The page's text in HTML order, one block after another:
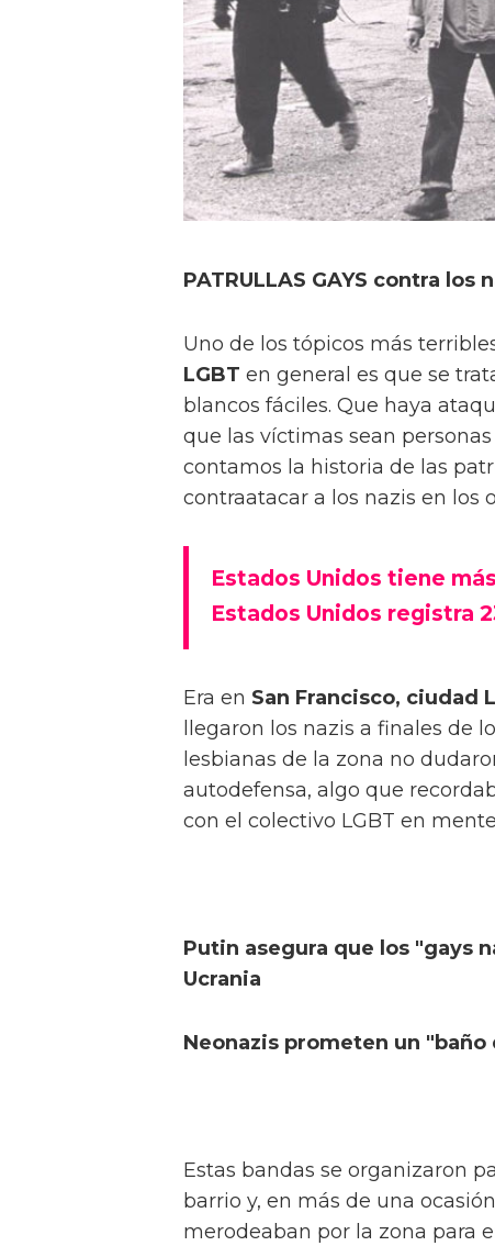
PATRULLAS GAYS contra los
Uno de los tópicos más
LGBT en general es que se
blancos fáciles. Que haya
que las víctimas sean
contamos la historia de las
contraatacar a los nazis en los
Estados Unidos tiene
Estados Unidos registra
Era en San Francisco, ciudad
llegaron los nazis a finales de
lesbianas de la zona no
autodefensa, algo que
con el colectivo LGBT en
Putin asegura que los "gays
Ucrania
Neonazis prometen un
Estas bandas se organizaron
barrio y, en más de una
merodeaban por la zona para